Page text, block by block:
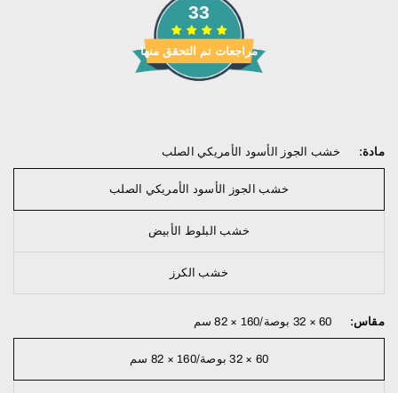
33
مراجعات تم التحقق منها
مادة: خشب الجوز الأسود الأمريكي الصلب
خشب الجوز الأسود الأمريكي الصلب
خشب البلوط الأبيض
خشب الكرز
مقاس: 60 × 32 بوصة/160 × 82 سم
60 × 32 بوصة/160 × 82 سم